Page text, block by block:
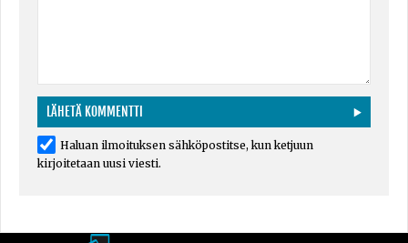
Haluan ilmoituksen sähköpostitse, kun ketjuun
kirjoitetaan uusi viesti.